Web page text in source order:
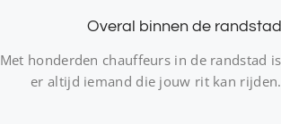
Overal binnen de randstad
Met honderden chauffeurs in de randstad is
er altijd iemand die jouw rit kan rijden.